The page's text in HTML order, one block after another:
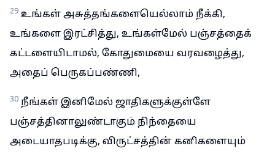
29 உங்கள் அசுத்தங்களையெல்லாம் நீக்கி,
உங்களை இரட்சித்து, உங்கள்மேல் பஞ்சத்தைக்
கட்டளையிடாமல், கோதுமையை வரவழைத்து,
அதைப் பெருகப்பண்ணி,
30 நீங்கள் இனிமேல் ஜாதிகளுக்குள்ளே
பஞ்சத்தினாலுண்டாகும் நிந்தையை
அடையாதபடிக்கு, விருட்சத்தின் கனிகளையும்